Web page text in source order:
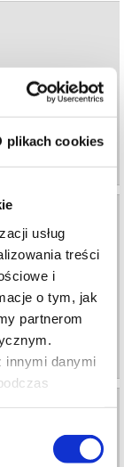
plikach cookies
usług
treści
i
o tym, jak
partnerom
innymi danymi